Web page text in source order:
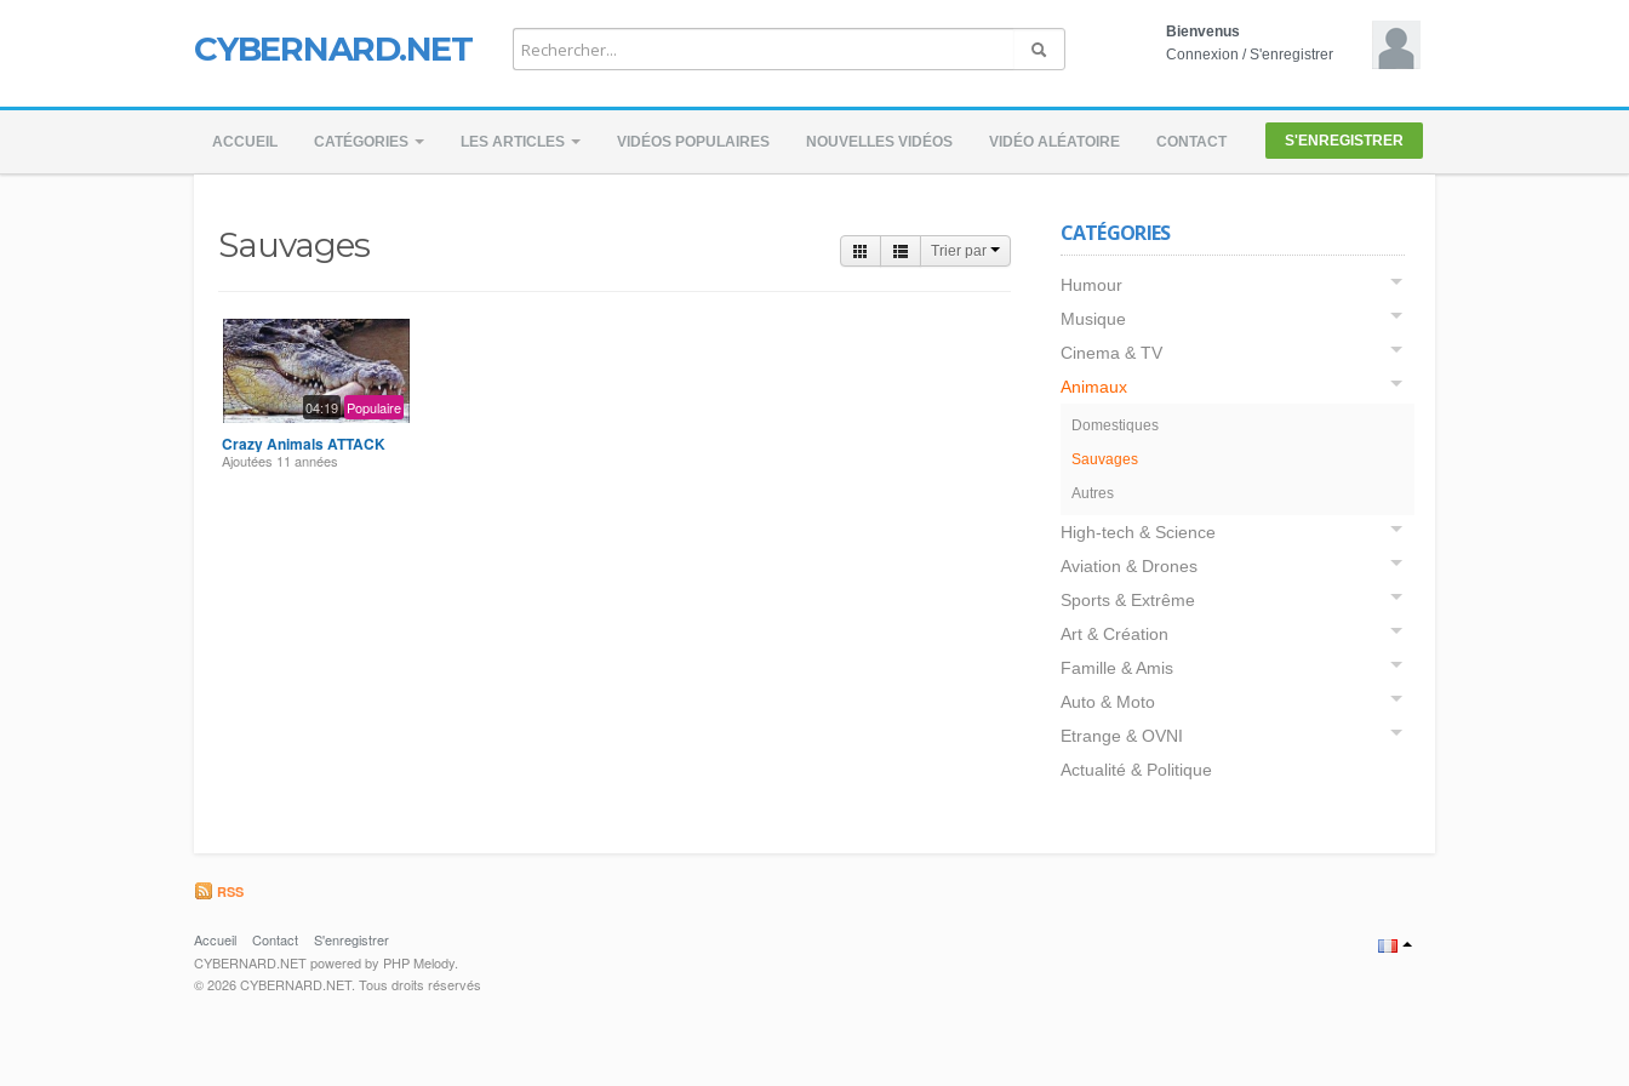
CYBERNARD.NET
Bienvenus
Connexion /S'enregistrer
ACCUEIL CATÉGORIES LES ARTICLES VIDÉOS POPULAIRES NOUVELLES VIDÉOS VIDÉO ALÉATOIRE CONTACT S'ENREGISTRER
Sauvages Trier par
04:19 Populaire
Crazy Animals ATTACK
Ajoutées 11 années
CATÉGORIES
Humour
Musique
Cinema & TV
Animaux
Domestiques
Sauvages
Autres
High-tech & Science
Aviation & Drones
Sports & Extrême
Art & Création
Famille & Amis
Auto & Moto
Etrange & OVNI
Actualité & Politique
RSS
Accueil Contact
S'enregistrer
CYBERNARD.NET powered by PHP Melody.
© 2026 CYBERNARD.NET. Tous droits réservés